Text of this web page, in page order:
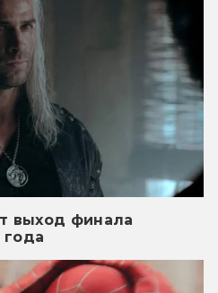
выход финала
года